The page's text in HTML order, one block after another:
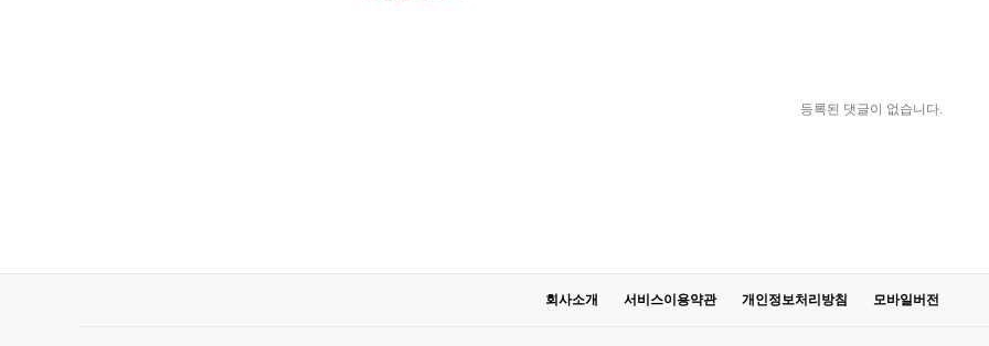
등록된 댓글이 없습니다.
회사소개 서비스이용약관 개인정보처리방침 모바일버전